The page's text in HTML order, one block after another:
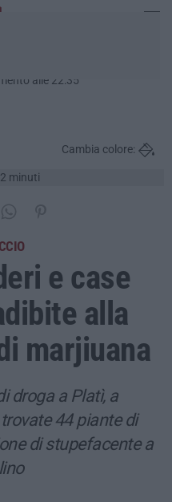
alle 22:35
minuti
Cambia colore:
e case
alla
marjiuana
droga a Platì, a
44 piante di
di stupefacente a